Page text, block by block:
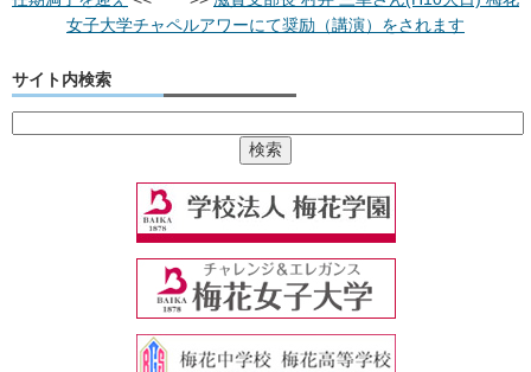
女子大学チャペルアワーにて奨励（講演）をされます
サイト内検索